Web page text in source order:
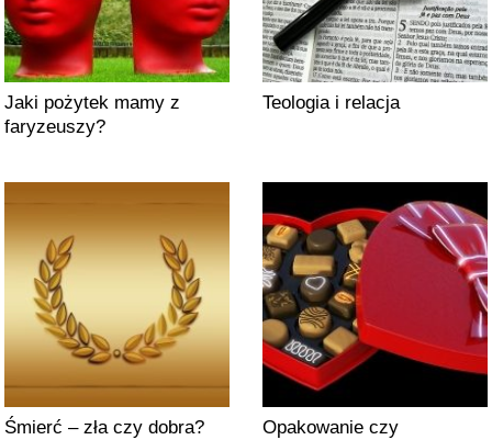
Jaki pożytek mamy z
faryzeuszy?
Teologia i relacja
Śmierć – zła czy dobra?
Opakowanie czy